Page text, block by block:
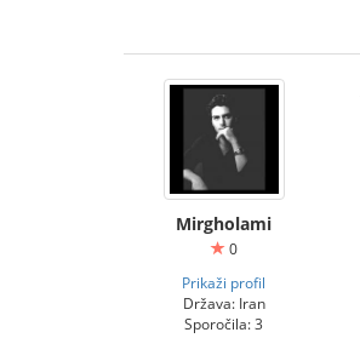
Mirgholami
0
Prikaži profil
Država: Iran
Sporočila: 3